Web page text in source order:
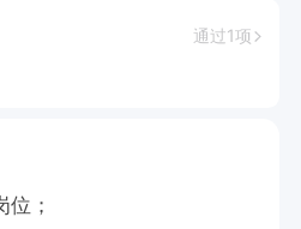
通过1项
；